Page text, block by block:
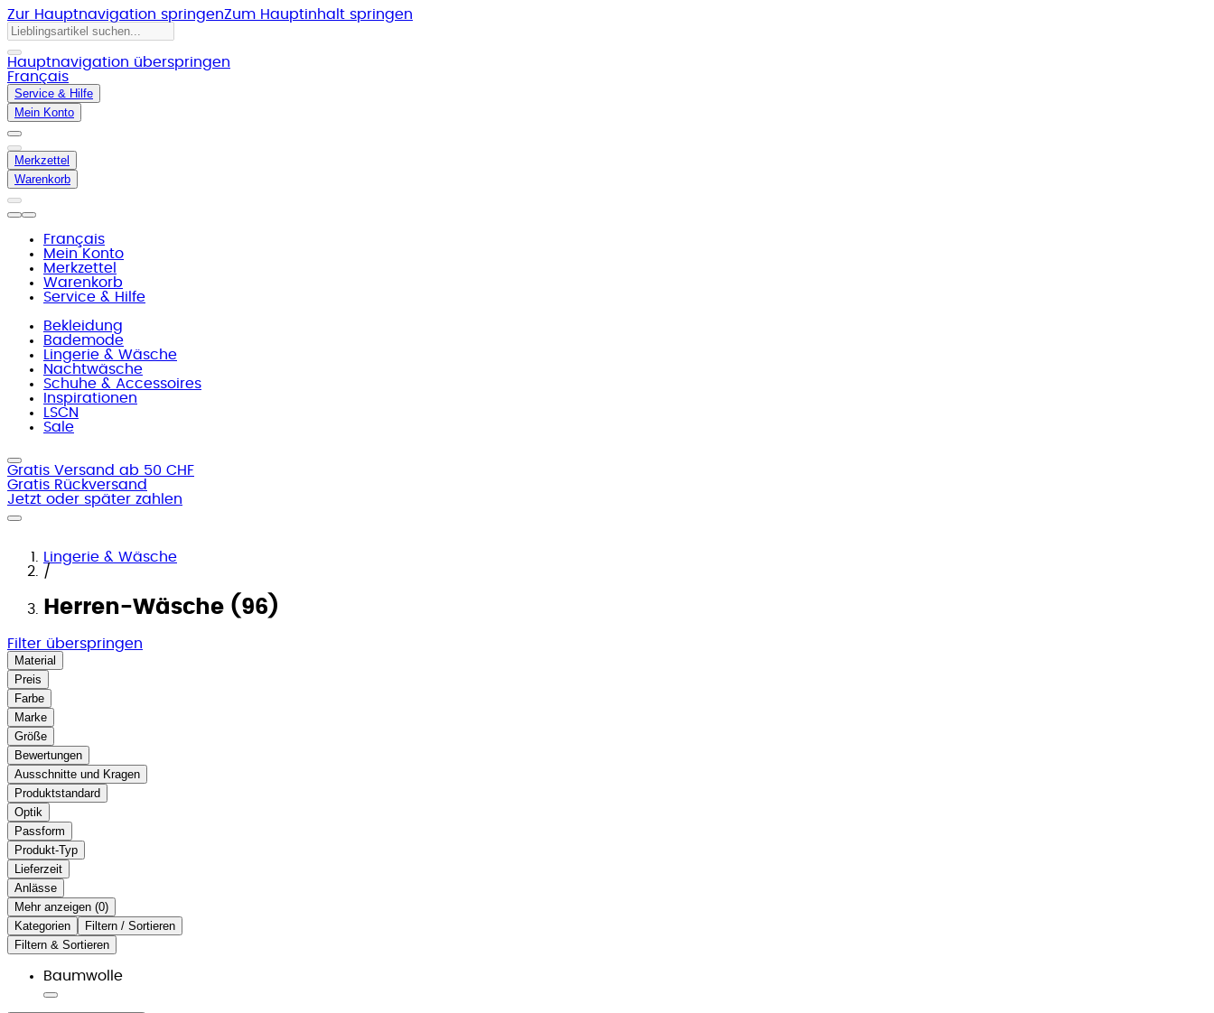
Zur Hauptnavigation springenZum Hauptinhalt springen
Hauptnavigation überspringen
Français
Service & Hilfe
Mein Konto
Merkzettel
Warenkorb
Français
Mein Konto
Merkzettel
Warenkorb
Service & Hilfe
Bekleidung
Bademode
Lingerie & Wäsche
Nachtwäsche
Schuhe & Accessoires
Inspirationen
LSCN
Sale
Gratis Versand ab 50 CHF
Gratis Rückversand
Jetzt oder später zahlen
Lingerie & Wäsche
/
Herren-Wäsche (96)
Filter überspringen
Material
Preis
Farbe
Marke
Größe
Bewertungen
Ausschnitte und Kragen
Produktstandard
Optik
Passform
Produkt-Typ
Lieferzeit
Anlässe
Mehr anzeigen ( )
Kategorien
Filtern / Sortieren
Filtern & Sortieren
Baumwolle